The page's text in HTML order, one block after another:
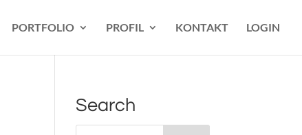
PORTFOLIO PROFIL KONTAKT LOGIN
Search